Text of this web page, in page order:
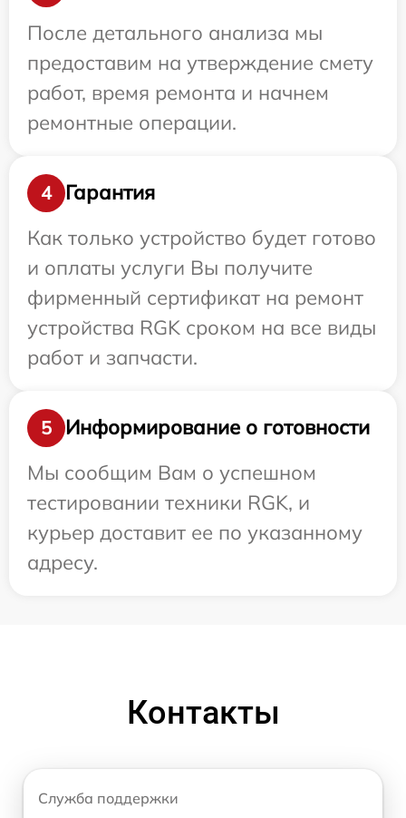
После детального анализа мы
предоставим на утверждение смету
работ, время ремонта и начнем
ремонтные операции.
4
Гарантия
Как только устройство будет готово
и оплаты услуги Вы получите
фирменный сертификат на ремонт
устройства RGK сроком на все виды
работ и запчасти.
5
Информирование о готовности
Мы сообщим Вам о успешном
тестировании техники RGK, и
курьер доставит ее по указанному
адресу.
Контакты
Служба поддержки